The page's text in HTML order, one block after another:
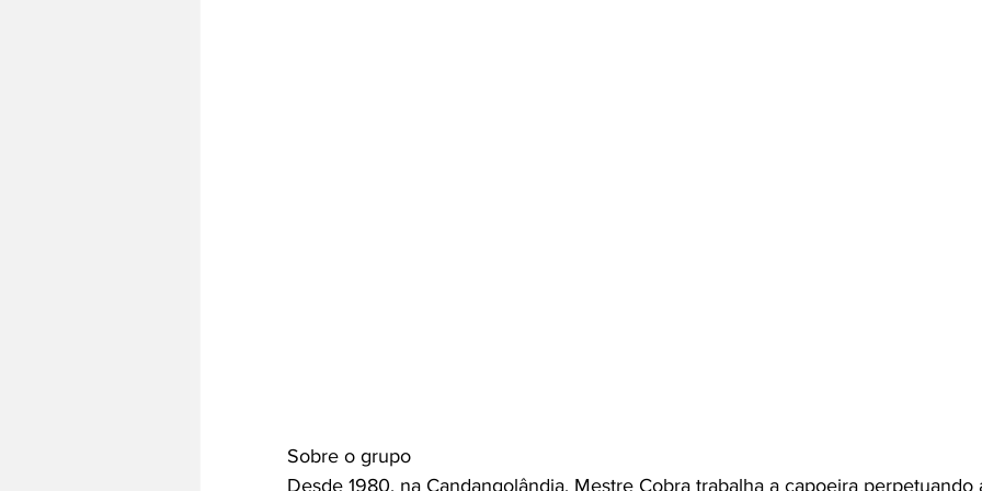
Sobre o grupo
Desde 1980, na Candangolândia, Mestre Cobra trabalha a capoeira perpetuando